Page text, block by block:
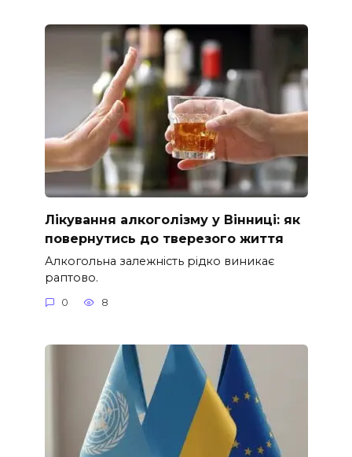
Лікування алкоголізму у Вінниці: як
повернутись до тверезого життя
Алкогольна залежність рідко виникає
раптово.
0 8